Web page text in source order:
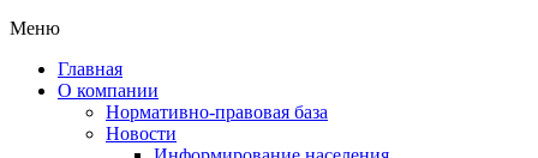
Меню
Главная
О компании
Нормативно-правовая база
Новости